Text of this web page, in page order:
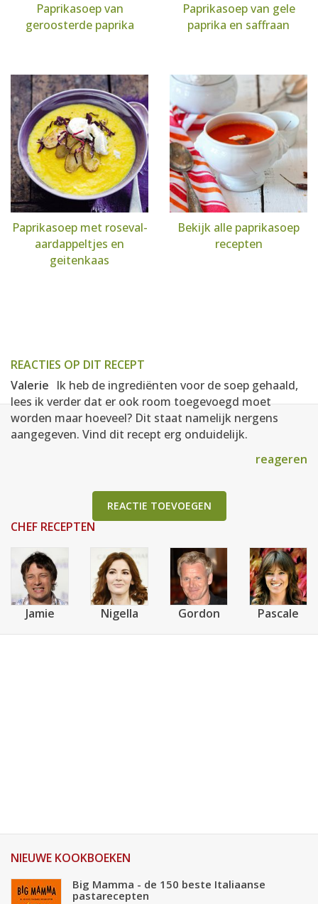
Paprikasoep van
geroosterde paprika
Paprikasoep van gele
paprika en saffraan
Paprikasoep met roseval-
aardappeltjes en
geitenkaas
Bekijk alle paprikasoep
recepten
REACTIES OP DIT RECEPT
Valerie Ik heb de ingrediënten voor de soep gehaald,
lees ik verder dat er ook room toegevoegd moet
worden maar hoeveel? Dit staat namelijk nergens
aangegeven. Vind dit recept erg onduidelijk.
reageren
REACTIE TOEVOEGEN
CHEF RECEPTEN
Jamie Nigella Gordon Pascale
NIEUWE KOOKBOEKEN
Big Mamma - de 150 beste Italiaanse
pastarecepten